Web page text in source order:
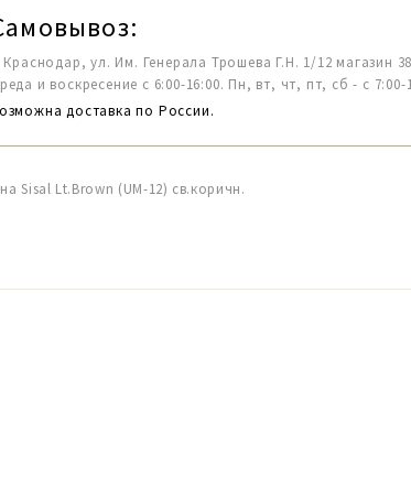
Краснодар, ул. Им. Генерала Трошева Г.Н. 1/12 магазин
и воскресение с 6:00-16:00. Пн, вт, чт, пт, сб - с 7:00-
доставка по России.
Sisal Lt.Brown (UM-12) св.коричн.